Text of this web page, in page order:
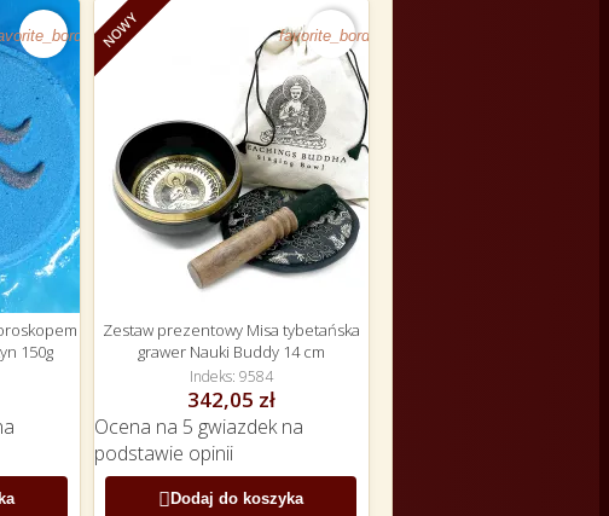
150g
NOWY favorite_border
Zestaw prezentowy Misa tybetańska
grawer Nauki Buddy 14 cm
Indeks 9584
342,05 zł
Ocena na 5 gwiazdek na
podstawie opinii
Dodaj do koszyka